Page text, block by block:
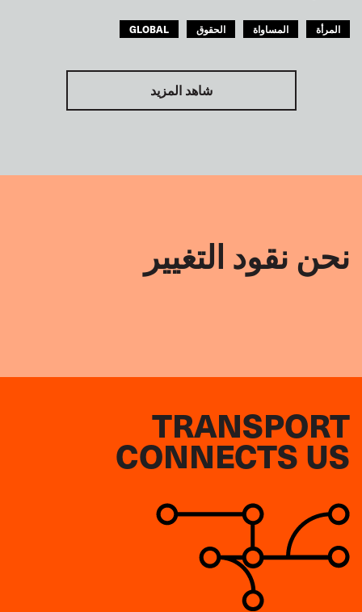
المرأة المساواة الحقوق GLOBAL
شاهد المزيد
نحن نقود التغيير
TRANSPORT
CONNECTS US